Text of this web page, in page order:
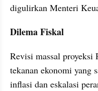
digulirkan Menteri
Dilema Fiskal
Revisi massal proyeksi
tekanan ekonomi yang
inflasi dan eskalasi